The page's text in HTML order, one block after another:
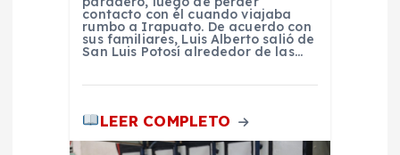
contacto con él cuando viajaba
rumbo a Irapuato. De acuerdo con
sus familiares, Luis Alberto salió de
San Luis Potosí alrededor de las…
LEER COMPLETO